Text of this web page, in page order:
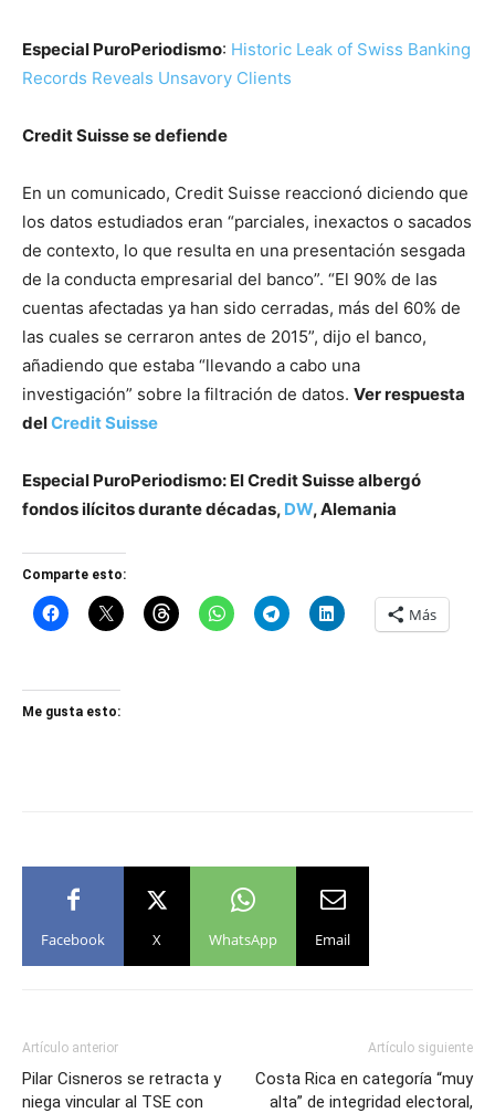
Especial PuroPeriodismo: Historic Leak of Swiss Banking
Records Reveals Unsavory Clients
Credit Suisse se defiende
En un comunicado, Credit Suisse reaccionó diciendo que
los datos estudiados eran “parciales, inexactos o sacados
de contexto, lo que resulta en una presentación sesgada
de la conducta empresarial del banco”. “El 90% de las
cuentas afectadas ya han sido cerradas, más del 60% de
las cuales se cerraron antes de 2015”, dijo el banco,
añadiendo que estaba “llevando a cabo una
investigación” sobre la filtración de datos. Ver respuesta
delCredit Suisse
Especial PuroPeriodismo: El Credit Suisse albergó
fondos ilícitos durante décadas, DW, Alemania
Comparte esto:
Más
Me gusta esto:
Facebook X WhatsApp Email
Artículo anterior
Pilar Cisneros se retracta y
niega vincular al TSE con
Artículo siguiente
Costa Rica en categoría “muy
alta” de integridad electoral,